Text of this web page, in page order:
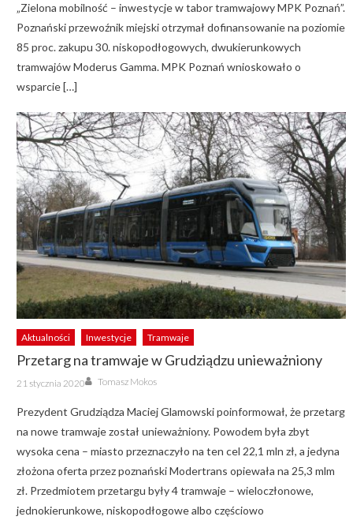
„Zielona mobilność – inwestycje w tabor tramwajowy MPK Poznań”.
Poznański przewoźnik miejski otrzymał dofinansowanie na poziomie
85 proc. zakupu 30. niskopodłogowych, dwukierunkowych
tramwajów Moderus Gamma. MPK Poznań wnioskowało o
wsparcie […]
Aktualności Inwestycje Tramwaje
Przetarg na tramwaje w Grudziądzu unieważniony
Posted
on
21 stycznia 2020 Author
Tomasz Mokos
Prezydent Grudziądza Maciej Glamowski poinformował, że przetarg
na nowe tramwaje został unieważniony. Powodem była zbyt
wysoka cena – miasto przeznaczyło na ten cel 22,1 mln zł, a jedyna
złożona oferta przez poznański Modertrans opiewała na 25,3 mlm
zł. Przedmiotem przetargu były 4 tramwaje – wieloczłonowe,
jednokierunkowe, niskopodłogowe albo częściowo